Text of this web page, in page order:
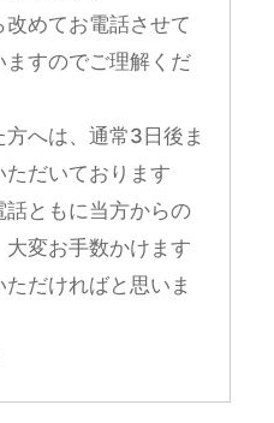
めてお電話させて
すのでご理解くだ
へは、通常3日後ま
だいております
ともに当方からの
変お手数かけます
だければと思いま